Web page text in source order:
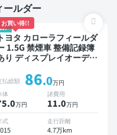
ールダー
お買い得!!
トヨタ カローラフィールダ
1.5G 禁煙車 整備記録簿
り ディスプレイオーディ
ートキー ETC ドライブ
コーダー
払総額 86.0万円
体
万円
諸費用
11.0万円
式
走行距離
4.7万km